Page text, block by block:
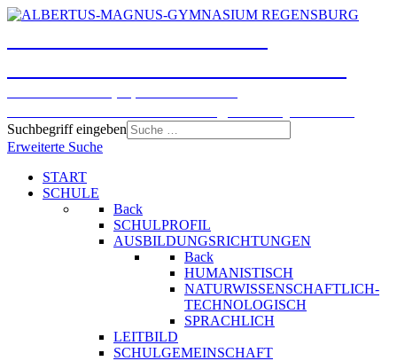
Suchbegriff eingeben
Erweiterte Suche
START
SCHULE
Back
SCHULPROFIL
AUSBILDUNGSRICHTUNGEN
Back
HUMANISTISCH
NATURWISSENSCHAFTLICH-
TECHNOLOGISCH
SPRACHLICH
LEITBILD
SCHULGEMEINSCHAFT